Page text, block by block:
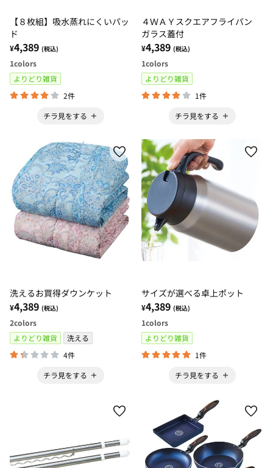
【８枚組】吸水蒸れにくいパッ
ド
¥4,389 (税込)
1colors
よりどり雑貨
2件
チラ見をする
４ＷＡＹスクエアフライパン
ガラス蓋付
¥4,389 (税込)
1colors
よりどり雑貨
1件
チラ見をする
洗えるお買得ダウンケット
¥4,389 (税込)
2colors
よりどり雑貨
洗える
4件
チラ見をする
サイズが選べる卓上ポット
¥4,389 (税込)
1colors
よりどり雑貨
1件
チラ見をする